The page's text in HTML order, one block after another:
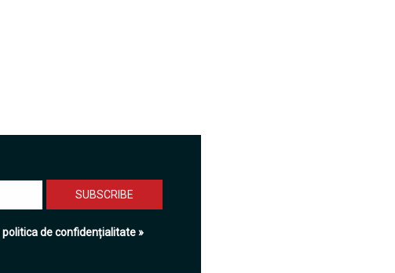
politica de confidențialitate »